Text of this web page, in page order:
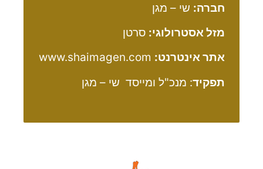
חברה: שי – מגן
מזל אסטרולוגי: סרטן
אתר אינטרנט: www.shaimagen.com
תפקיד: מנכ"ל ומייסד שי – מגן